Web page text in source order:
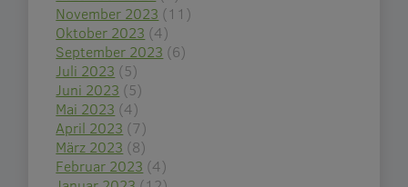
November 2023 (11)
Oktober 2023 (4)
September 2023 (6)
Juli 2023 (5)
Juni 2023 (5)
Mai 2023 (4)
April 2023 (7)
März 2023 (8)
Februar 2023 (4)